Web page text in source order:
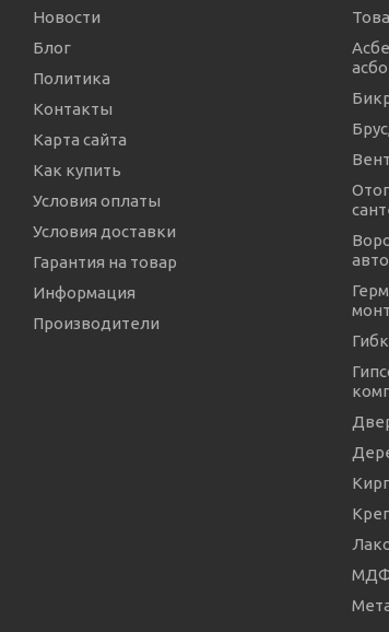
Новости
Блог
Политика
Контакты
Карта сайта
Как купить
Условия оплаты
Условия доставки
Гарантия на товар
Информация
Производители